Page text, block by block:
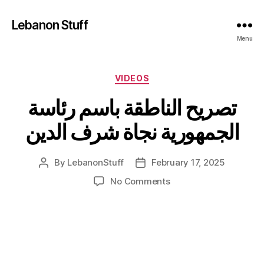
Lebanon Stuff
Menu
Categories
VIDEOS
تصريح الناطقة باسم رئاسة
الجمهورية نجاة شرف الدين
Post
By LebanonStuff
PostFebruary 17, 2025
No Commentson